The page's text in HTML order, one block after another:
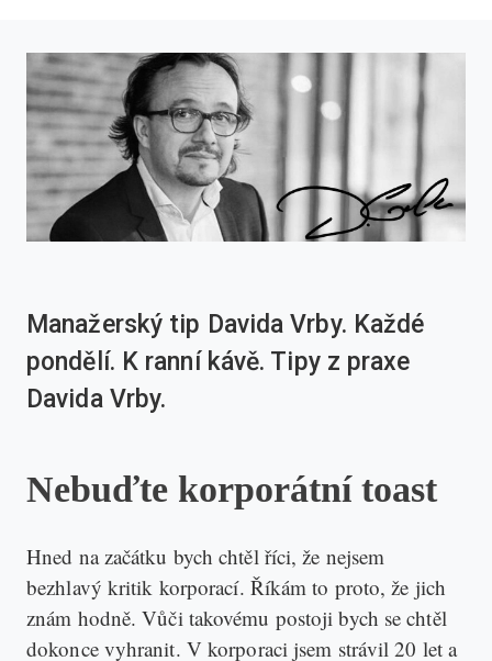
Manažerský tip Davida Vrby. Každé
pondělí. K ranní kávě. Tipy z praxe
Davida Vrby.
Nebuďte korporátní toast
Hned na začátku bych chtěl říci, že nejsem
bezhlavý kritik korporací. Říkám to proto, že jich
znám hodně. Vůči takovému postoji bych se chtěl
dokonce vyhranit. V korporaci jsem strávil 20 let a